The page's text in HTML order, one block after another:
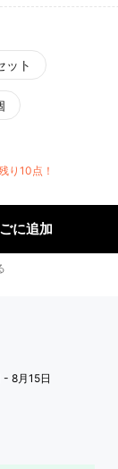
ット
り10点！
に追加
- 8月15日